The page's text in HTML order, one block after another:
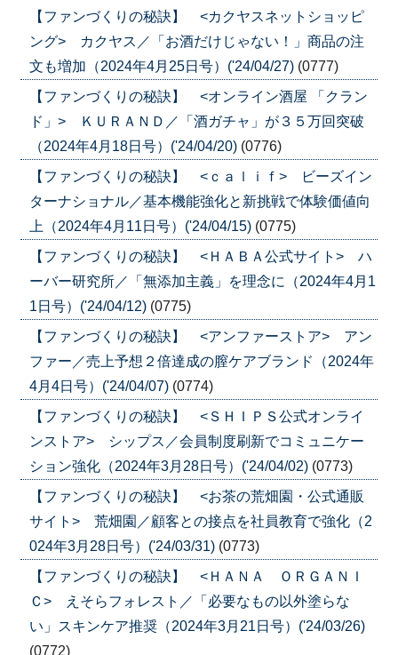
【ファンづくりの秘訣】 <カクヤスネットショッピ
ング> カクヤス／「お酒だけじゃない！」商品の注
文も増加（2024年4月25日号）('24/04/27) (0777)
【ファンづくりの秘訣】 <オンライン酒屋 「クラン
ド」> ＫＵＲＡＮＤ／「酒ガチャ」が３５万回突破
（2024年4月18日号）('24/04/20) (0776)
【ファンづくりの秘訣】 <ｃａｌｉｆ> ビーズイン
ターナショナル／基本機能強化と新挑戦で体験価値向
上（2024年4月11日号）('24/04/15) (0775)
【ファンづくりの秘訣】 <ＨＡＢＡ公式サイト> ハ
ーバー研究所／「無添加主義」を理念に（2024年4月1
1日号）('24/04/12) (0775)
【ファンづくりの秘訣】 <アンファーストア> アン
ファー／売上予想２倍達成の膣ケアブランド（2024年
4月4日号）('24/04/07) (0774)
【ファンづくりの秘訣】 <ＳＨＩＰＳ公式オンライ
ンストア> シップス／会員制度刷新でコミュニケー
ション強化（2024年3月28日号）('24/04/02) (0773)
【ファンづくりの秘訣】 <お茶の荒畑園・公式通販
サイト> 荒畑園／顧客との接点を社員教育で強化（2
024年3月28日号）('24/03/31) (0773)
【ファンづくりの秘訣】 <ＨＡＮＡ ＯＲＧＡＮＩ
Ｃ> えそらフォレスト／「必要なもの以外塗らな
い」スキンケア推奨（2024年3月21日号）('24/03/26)
(0772)